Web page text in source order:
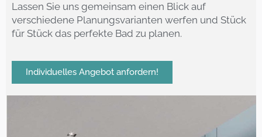
Lassen Sie uns gemeinsam einen Blick auf
verschiedene Planungsvarianten werfen und Stück
für Stück das perfekte Bad zu planen.
Individuelles Angebot anfordern!